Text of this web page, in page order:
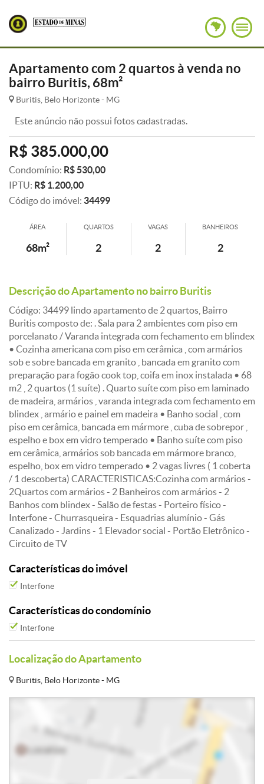
Apartamento com 2 quartos à venda no
bairro Buritis, 68m²
Buritis, Belo Horizonte - MG
Este anúncio não possui fotos cadastradas.
R$ 385.000,00
Condomínio: R$ 530,00
IPTU: R$ 1.200,00
Código do imóvel: 34499
ÁREA
68m²
QUARTOS
2
VAGAS
2
BANHEIROS
2
Descrição do Apartamento no bairro Buritis
Código: 34499 lindo apartamento de 2 quartos, Bairro
Buritis composto de: . Sala para 2 ambientes com piso em
porcelanato / Varanda integrada com fechamento em blindex
• Cozinha americana com piso em cerâmica , com armários
sob e sobre bancada em granito , bancada em granito com
preparação para fogão cook top, coifa em inox instalada • 68
m2 , 2 quartos (1 suíte) . Quarto suíte com piso em laminado
de madeira, armários , varanda integrada com fechamento em
blindex , armário e painel em madeira • Banho social , com
piso em cerâmica, bancada em mármore , cuba de sobrepor ,
espelho e box em vidro temperado • Banho suíte com piso
em cerâmica, armários sob bancada em mármore branco,
espelho, box em vidro temperado • 2 vagas livres ( 1 coberta
/ 1 descoberta) CARACTERISTICAS:Cozinha com armários -
2Quartos com armários - 2 Banheiros com armários - 2
Banhos com blindex - Salão de festas - Porteiro físico -
Interfone - Churrasqueira - Esquadrias alumínio - Gás
Canalizado - Jardins - 1 Elevador social - Portão Eletrônico -
Circuito de TV
Características do imóvel
Interfone
Características do condomínio
Interfone
Localização do Apartamento
Buritis, Belo Horizonte - MG